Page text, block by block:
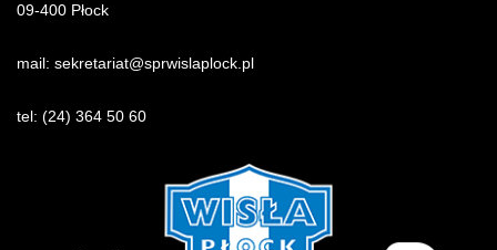
09-400 Płock
mail: sekretariat@sprwislaplock.pl
tel: (24) 364 50 60